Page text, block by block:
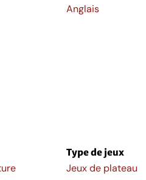
Anglais
Type de jeux
Jeux de plateau